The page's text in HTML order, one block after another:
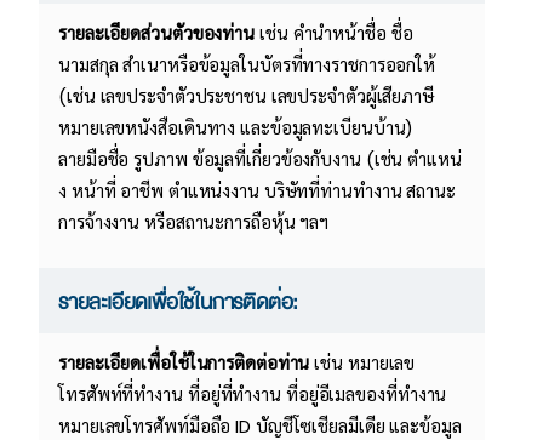
รายละเอียดส่วนตัวของท่านเช่น คำนำหน้าชื่อ ชื่อ
นามสกุล สําเนาหรือข้อมูลในบัตรที่ทางราชการออกให้
(เช่น เลขประจําตัวประชาชน เลขประจําตัวผู้เสียภาษี
หมายเลขหนังสือเดินทาง และข้อมูลทะเบียนบ้าน)
ลายมือชื่อ รูปภาพ ข้อมูลที่เกี่ยวข้องกับงาน (เช่น ตําแหน่
ง หน้าที่ อาชีพ ตําแหน่งงาน บริษัทที่ท่านทํางาน สถานะ
การจ้างงาน หรือสถานะการถือหุ้น ฯลฯ
รายละเอียดเพื่อใช้ในการติดต่อ:
รายละเอียดเพื่อใช้ในการติดต่อท่านเช่น หมายเลข
โทรศัพท์ที่ทำงาน ที่อยู่ที่ทำงาน ที่อยู่อีเมลของที่ทำงาน
หมายเลขโทรศัพท์มือถือ ID บัญชีโซเชียลมีเดีย และข้อมูล